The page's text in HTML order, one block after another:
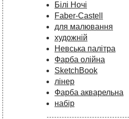
Білі Ночі
Faber-Castell
для малювання
художній
Невська палітра
Фарба олійна
SketchBook
лінер
Фарба акварельна
набір